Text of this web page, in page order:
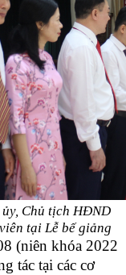
Chủ tịch HĐND
tại Lễ bế giảng
(niên khóa 2022
tác tại các cơ